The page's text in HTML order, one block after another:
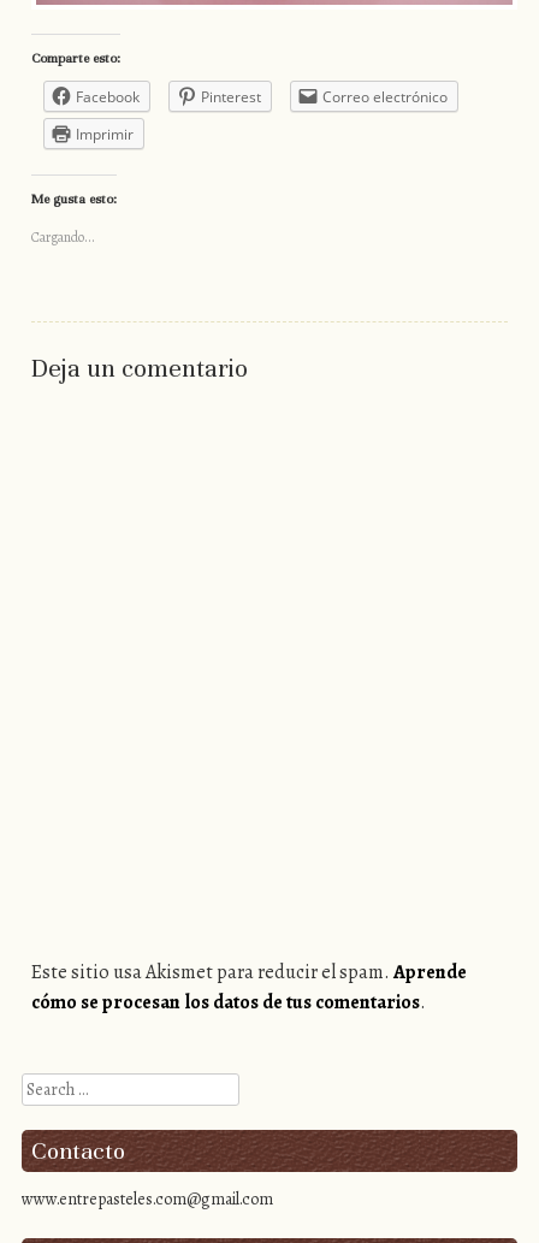
Comparte esto:
Facebook Pinterest
Correo electrónico
Imprimir
Me gusta esto:
Cargando...
Deja un comentario
Este sitio usa Akismet para reducir el spam.Aprende
cómo se procesan los datos de tus comentarios.
Search
Contacto
www.entrepasteles.com@gmail.com